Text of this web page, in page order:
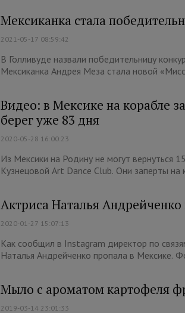
Мексиканка стала
2021-05-17 08:59:42
В Голливуде назвали победительницу
Мексиканка Андрея Меза стала новой
Видео: в Мексике на корабле
берег уже 83 дня
2020-05-28 16:00:23
Из Мексики на Родину не могут вернуться
Кузнецовой Art Dance Club. Они заперты на
Актриса Наталья
2020-01-27 15:07:13
Как сообщил в Instagram директор по
Наталья Андрейченко пропала в Мексике.
Мыло с ароматом картофеля
2019-03-14 23:01:33